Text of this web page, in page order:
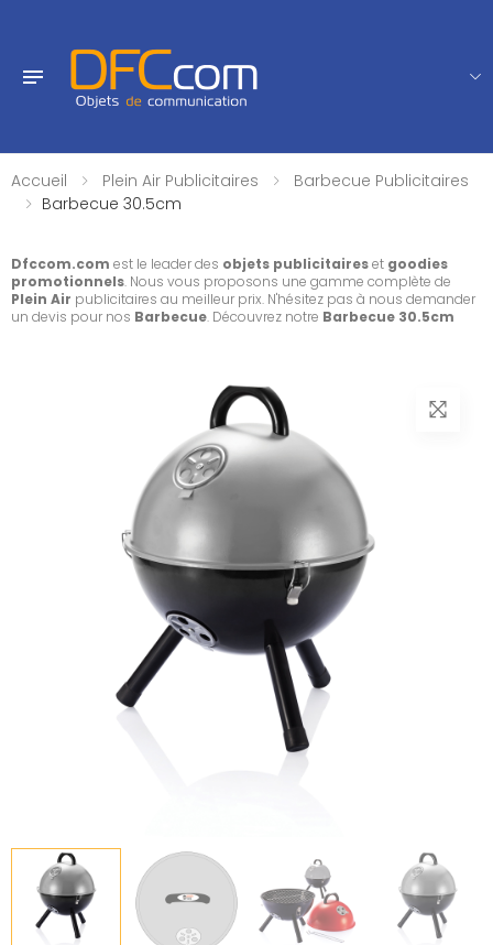
Accueil Plein Air Publicitaires
Barbecue Publicitaires
Barbecue 30.5cm
Dfccom.com est le leader des objets publicitaireset goodies
promotionnels. Nous vous proposons une gamme complète de
Plein Air publicitaires au meilleur prix. N'hésitez pas à nous demander
un devis pour nos Barbecue. Découvrez notre Barbecue 30.5cm